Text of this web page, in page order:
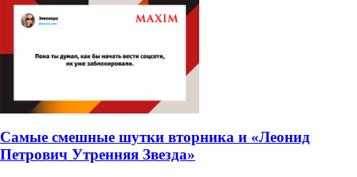
Самые смешные шутки вторника и «Леонид
Петрович Утренняя Звезда»